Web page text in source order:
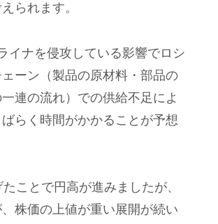
られます。
イナを侵攻している影響でロシ
ーン（製品の原材料・部品の
連の流れ）での供給不足によ
らく時間がかかることが予想
ことで円高が進みましたが、
株価の上値が重い展開が続い